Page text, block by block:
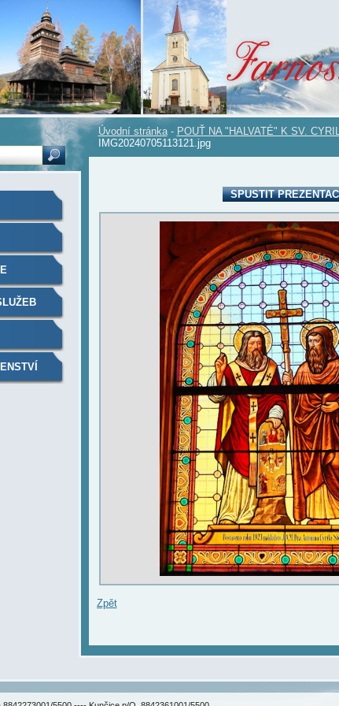
Úvodní stránka - POUŤ NA "HALVATÉ" K SV.
IMG20240705113121.jpg
SPUSTIT
Zpět